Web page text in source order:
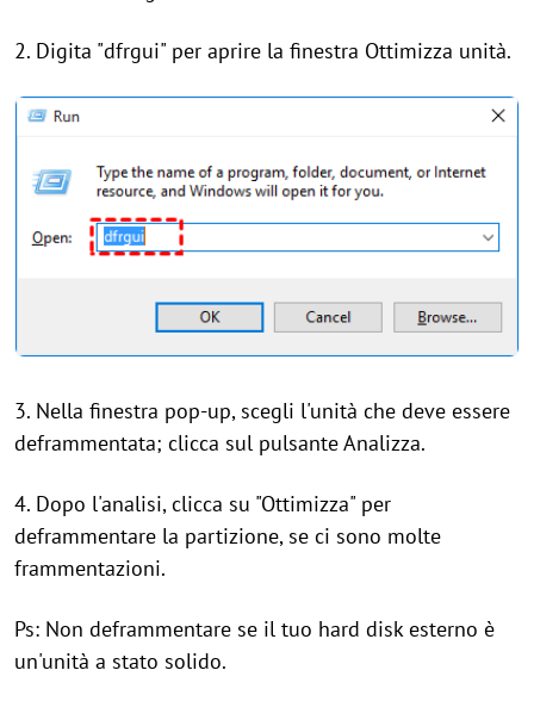
2. Digita "dfrgui" per aprire la finestra Ottimizza unità.
3. Nella finestra pop-up, scegli l'unità che deve essere
deframmentata; clicca sul pulsante Analizza.
4. Dopo l'analisi, clicca su "Ottimizza" per
deframmentare la partizione, se ci sono molte
frammentazioni.
Ps: Non deframmentare se il tuo hard disk esterno è
un'unità a stato solido.